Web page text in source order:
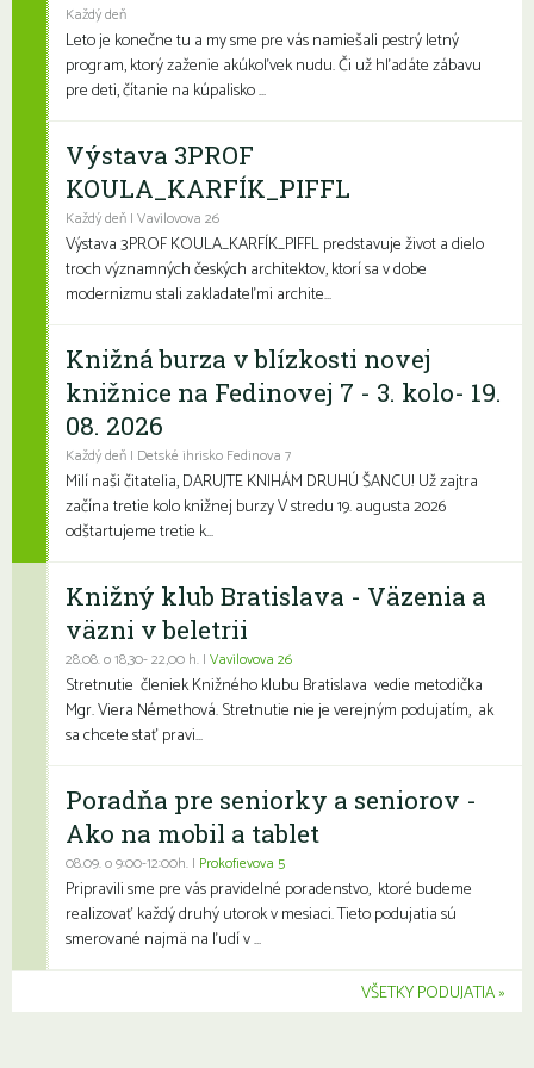
Každý deň
Leto je konečne tu a my sme pre vás namiešali pestrý letný
program, ktorý zaženie akúkoľvek nudu. Či už hľadáte zábavu
pre deti, čítanie na kúpalisko ...
Výstava 3PROF
KOULA_KARFÍK_PIFFL
Každý deň | Vavilovova 26
Výstava 3PROF KOULA_KARFÍK_PIFFL predstavuje život a dielo
troch významných českých architektov, ktorí sa v dobe
modernizmu stali zakladateľmi archite...
Knižná burza v blízkosti novej
knižnice na Fedinovej 7 - 3. kolo- 19.
08. 2026
Každý deň | Detské ihrisko Fedinova 7
Milí naši čitatelia, DARUJTE KNIHÁM DRUHÚ ŠANCU! Už zajtra
začína tretie kolo knižnej burzy V stredu 19. augusta 2026
odštartujeme tretie k...
Knižný klub Bratislava - Väzenia a
väzni v beletrii
28.08. o 18,30- 22,00 h. | Vavilovova 26
Stretnutie členiek Knižného klubu Bratislava vedie metodička
Mgr. Viera Némethová. Stretnutie nie je verejným podujatím, ak
sa chcete stať pravi...
Poradňa pre seniorky a seniorov -
Ako na mobil a tablet
08.09. o 9:00-12:00h. | Prokofievova 5
Pripravili sme pre vás pravidelné poradenstvo, ktoré budeme
realizovať každý druhý utorok v mesiaci. Tieto podujatia sú
smerované najmä na ľudí v ...
VŠETKY PODUJATIA